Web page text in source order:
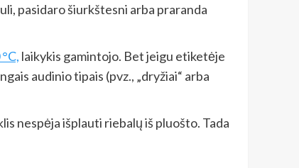
pasidaro šiurkštesni arba praranda
laikykis gamintojo. Bet jeigu etiketėje
audinio tipais (pvz., „dryžiai“ arba
nespėja išplauti riebalų iš pluošto. Tada